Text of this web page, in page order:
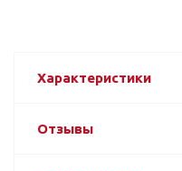
Характеристики
Отзывы